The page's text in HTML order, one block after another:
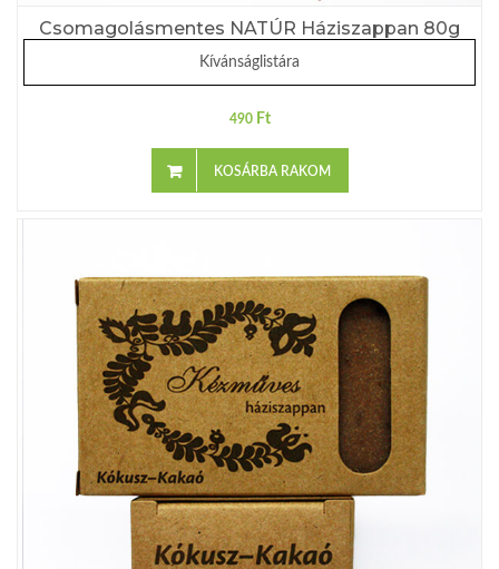
Csomagolásmentes NATÚR Háziszappan 80g
Kívánságlistára
490 Ft
KOSÁRBA RAKOM